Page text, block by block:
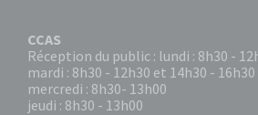
CCAS
Réception du public : lundi : 8h30 -
mardi : 8h30 - 12h30 et 14h30 - 16h30
mercredi : 8h30- 13h00
jeudi : 8h30 - 13h00